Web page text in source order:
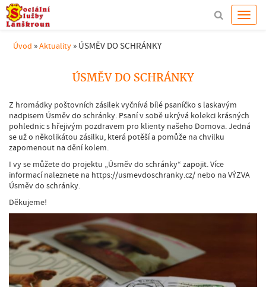
Úvod »Aktuality » ÚSMĚV DO SCHRÁNKY
ÚSMĚV DO SCHRÁNKY
Z hromádky poštovních zásilek vyčnívá bílé psaníčko s laskavým
nadpisem Úsměv do schránky. Psaní v sobě ukrývá kolekci krásných
pohlednic s hřejivým pozdravem pro klienty našeho Domova. Jedná
se už o několikátou zásilku, která potěší a pomůže na chvilku
zapomenout na dění kolem.
I vy se můžete do projektu „Úsměv do schránky“ zapojit. Více
informací naleznete na https://usmevdoschranky.cz/ nebo na VÝZVA
Úsměv do schránky.
Děkujeme!